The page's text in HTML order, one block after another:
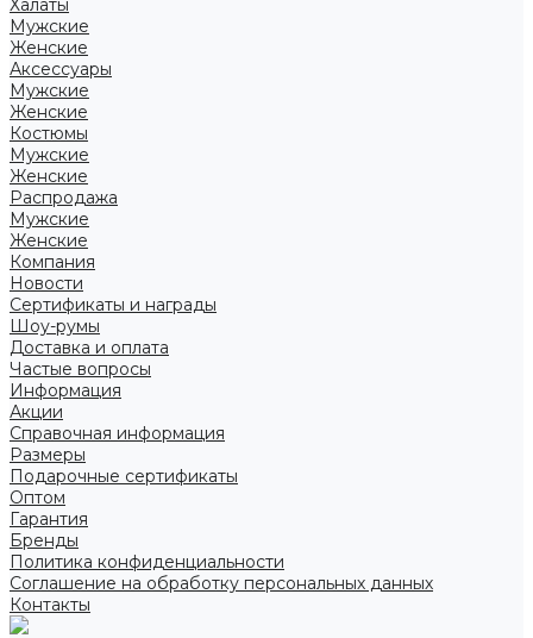
Халаты
Мужские
Женские
Аксессуары
Мужские
Женские
Костюмы
Мужские
Женские
Распродажа
Мужские
Женские
Компания
Новости
Сертификаты и награды
Шоу-румы
Доставка и оплата
Частые вопросы
Информация
Акции
Справочная информация
Размеры
Подарочные сертификаты
Оптом
Гарантия
Бренды
Политика конфиденциальности
Соглашение на обработку персональных данных
Контакты